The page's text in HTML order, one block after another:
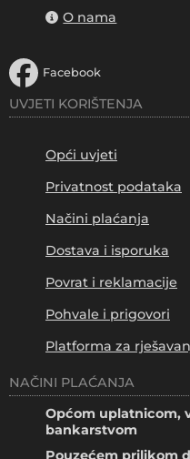
O nama
Facebook
UVJETI KORIŠTENJA
Opći uvjeti
Privatnost podataka
Načini plaćanja
Dostava i isporuka
Povrat i reklamacije
Pohvale i prigovori
Platforma za
NAČINI PLAĆANJA
Općom uplatnicom,
bankarstvom
Pouzećem prilikom